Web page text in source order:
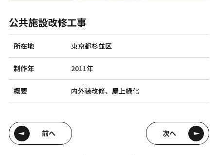
公共施設改修工事
所在地 東京都杉並区
制作年 2011年
概要 内外装改修、屋上緑化
前へ 次へ